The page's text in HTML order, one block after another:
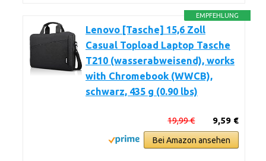
EMPFEHLUNG
Lenovo [Tasche] 15,6 Zoll
Casual Topload Laptop Tasche
T210 (wasserabweisend), works
with Chromebook (WWCB),
schwarz, 435 g (0.90 lbs)
9,59 €
19,99 €
Bei Amazon ansehen